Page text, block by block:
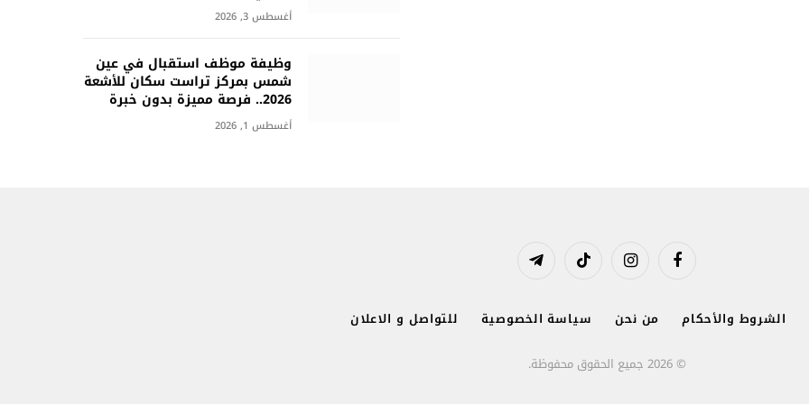
أغسطس 3, 2026
وظيفة موظف استقبال في عين
شمس بمركز تراست سكان للأشعة
2026.. فرصة مميزة بدون خبرة
أغسطس 1, 2026
فيسبوك الانستغرامتيكتوك تيلقرام
الشروط والأحكام من نحن سياسة الخصوصية
للتواصل و الاعلان
© 2026 جميع الحقوق محفوظة.